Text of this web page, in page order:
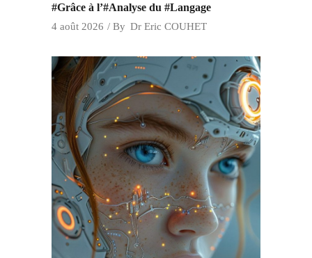
#Grâce à l’#Analyse du #Langage
4 août 2026 By Dr Eric COUHET